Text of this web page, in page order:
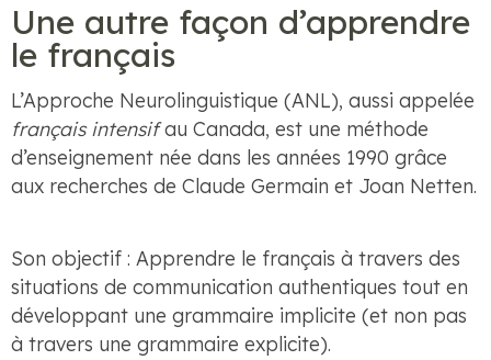
Une autre façon d’apprendre
le français
L’Approche Neurolinguistique (ANL), aussi appelée
français intensifau Canada, est une méthode
d’enseignement née dans les années 1990 grâce
aux recherches de Claude Germain et Joan Netten.
Son objectif : Apprendre le français à travers des
situations de communication authentiques tout en
développant une grammaire implicite (et non pas
à travers une grammaire explicite).